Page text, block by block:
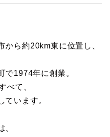
ら約20km東に位置し、
で1974年に創業。
べて、
ています。
、